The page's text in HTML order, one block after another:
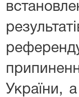
України,